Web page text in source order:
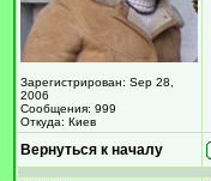
Зарегистрирован: Sep 28,
2006
Сообщения: 999
Откуда: Киев
Вернуться к началу